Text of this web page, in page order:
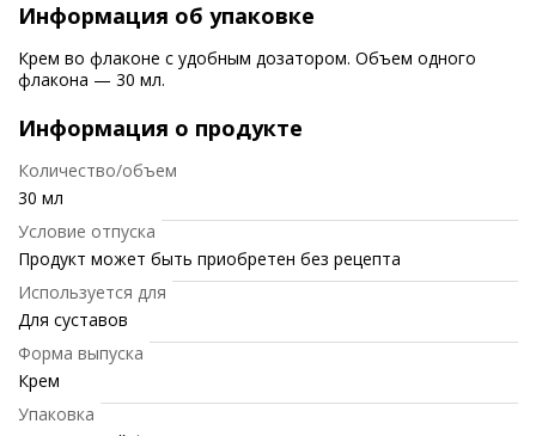
Информация об упаковке
Крем во флаконе с удобным дозатором. Объем одного
флакона — 30 мл.
Информация о продукте
Количество/объем
30 мл
Условие отпуска
Продукт может быть приобретен без рецепта
Используется для
Для суставов
Форма выпуска
Крем
Упаковка